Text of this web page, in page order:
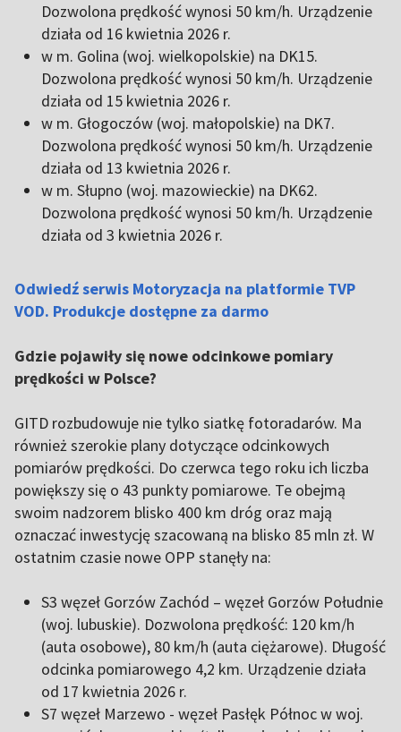
Dozwolona prędkość wynosi 50 km/h. Urządzenie
działa od 16 kwietnia 2026 r.
w m. Golina (woj. wielkopolskie) na DK15.
Dozwolona prędkość wynosi 50 km/h. Urządzenie
działa od 15 kwietnia 2026 r.
w m. Głogoczów (woj. małopolskie) na DK7.
Dozwolona prędkość wynosi 50 km/h. Urządzenie
działa od 13 kwietnia 2026 r.
w m. Słupno (woj. mazowieckie) na DK62.
Dozwolona prędkość wynosi 50 km/h. Urządzenie
działa od 3 kwietnia 2026 r.
Odwiedź serwis Motoryzacja na platformie TVP
VOD. Produkcje dostępne za darmo
Gdzie pojawiły się nowe odcinkowe pomiary
prędkości w Polsce?
GITD rozbudowuje nie tylko siatkę fotoradarów. Ma
również szerokie plany dotyczące odcinkowych
pomiarów prędkości. Do czerwca tego roku ich liczba
powiększy się o 43 punkty pomiarowe. Te obejmą
swoim nadzorem blisko 400 km dróg oraz mają
oznaczać inwestycję szacowaną na blisko 85 mln zł. W
ostatnim czasie nowe OPP stanęły na:
S3 węzeł Gorzów Zachód – węzeł Gorzów Południe
(woj. lubuskie). Dozwolona prędkość: 120 km/h
(auta osobowe), 80 km/h (auta ciężarowe). Długość
odcinka pomiarowego 4,2 km. Urządzenie działa
od 17 kwietnia 2026 r.
S7 węzeł Marzewo - węzeł Pasłęk Północ w woj.